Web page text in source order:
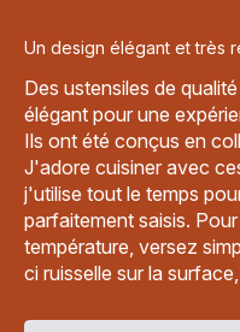
Un design élégant et très
Des ustensiles de
élégant pour une
Ils ont été conçus en
J'adore cuisiner avec
j'utilise tout le temps
parfaitement saisis.
température, versez
ci ruisselle sur la